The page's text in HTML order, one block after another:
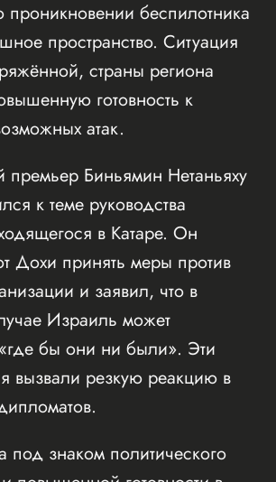
беспилотника
пространство. Ситуация
страны региона
готовность к
атак.
премьер Биньямин Нетаньяху
к теме руководства
в Катаре. Он
Дохи принять меры против
и заявил, что в
Израиль может
бы они ни были». Эти
вызвали резкую реакцию в
знаком политического